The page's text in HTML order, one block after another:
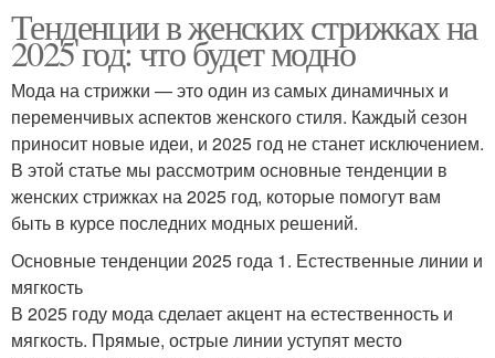
Тенденции в женских стрижках на
2025 год: что будет модно
Мода на стрижки — это один из самых динамичных и
переменчивых аспектов женского стиля. Каждый сезон
приносит новые идеи, и 2025 год не станет исключением.
В этой статье мы рассмотрим основные тенденции в
женских стрижках на 2025 год, которые помогут вам
быть в курсе последних модных решений.
Основные тенденции 2025 года 1. Естественные линии и
мягкость
В 2025 году мода сделает акцент на естественность и
мягкость. Прямые, острые линии уступят место